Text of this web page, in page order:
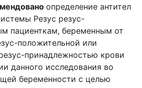
определение антител
Резус резус-
пациенткам, беременным от
положительной или
принадлежностью крови
данного исследования во
беременности с целью